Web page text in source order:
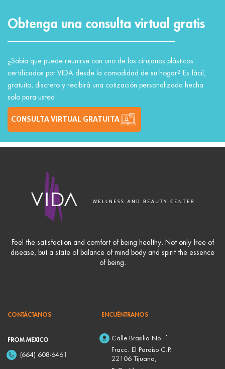
Obtenga una consulta virtual gratis
¿Sabía que puede reunirse con uno de los cirujanos plásticos
certificados por VIDA desde la comodidad de su hogar? Es fácil,
gratuito, discreto y recibirá una cotización personalizada hecha
solo para usted.
CONSULTA VIRTUAL GRATUITA
Feel the satisfaction and comfort of being healthy. Not only free of
disease, but a state of balance of mind body and spirit the essence
of being.
CONTÁCTANOS
FROM MEXICO
(664) 608-6461
ENCUÉNTRANOS
Calle Brasilia No. 1
Fracc. El Paraíso C.P.
22106 Tijuana,